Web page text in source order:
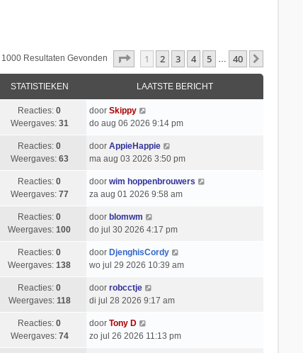
Resultaten Gevonden Pagina1 Van 40
1 2 3 4 5 … 40
STATISTIEKEN LAATSTE BERICHT
Reacties:0
Weergaves: 31
door Skippy
do aug 06 2026 9:14 pm
Reacties:0
Weergaves: 63
door AppieHappie
ma aug 03 2026 3:50 pm
Reacties:0
Weergaves: 77
door wim hoppenbrouwers
za aug 01 2026 9:58 am
Reacties:0
Weergaves:100
door blomwm
do jul 30 2026 4:17 pm
Reacties:0
Weergaves:138
door DjenghisCordy
wo jul 29 2026 10:39 am
Reacties:0
Weergaves: 118
door robcctje
di jul 28 2026 9:17 am
Reacties:0
Weergaves: 74
door Tony D
zo jul 26 2026 11:13 pm